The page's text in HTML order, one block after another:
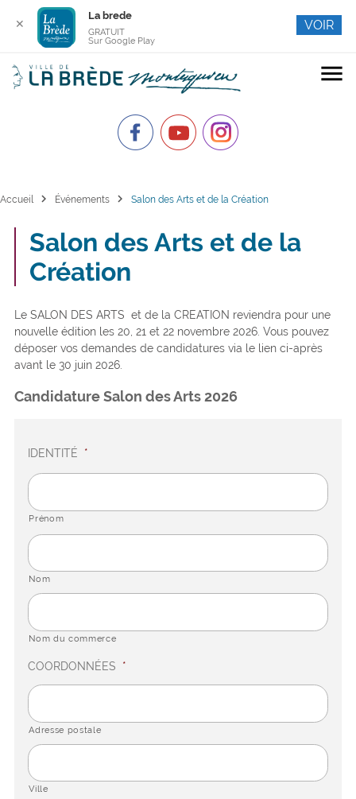
menu
Accueil chevron_right Événements chevron_right Salon des Arts et de la Création
Salon des Arts et de la
Création
Le SALON DES ARTS et de la CREATION reviendra pour une
nouvelle édition les 20, 21 et 22 novembre 2026. Vous pouvez
déposer vos demandes de candidatures via le lien ci-après
avant le 30 juin 2026.
Candidature Salon des Arts 2026
IDENTITÉ *
Prénom
Nom
Nom du commerce
COORDONNÉES *
Adresse postale
Ville
✕
La brede
GRATUIT
Sur Google Play
VOIR